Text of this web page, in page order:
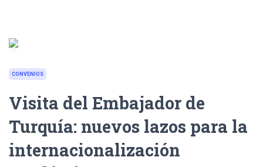
CONVENIOS
Visita del Embajador de
Turquía: nuevos lazos para la
internacionalización